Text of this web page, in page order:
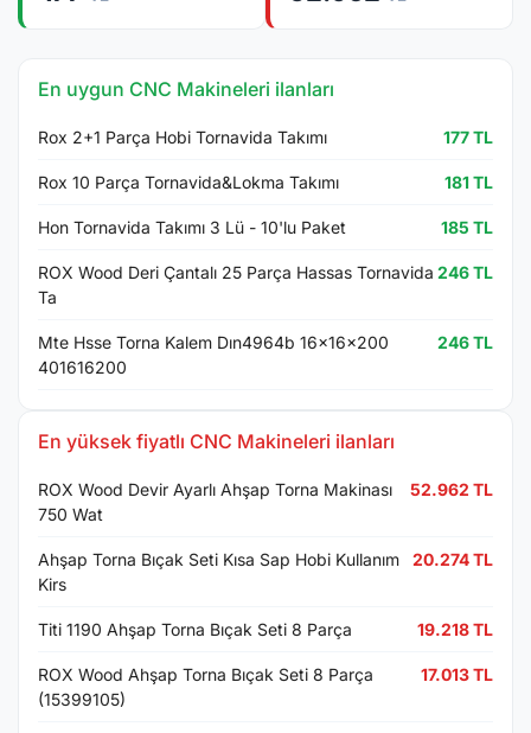
En uygun CNC Makineleri ilanları
Rox 2+1 Parça Hobi Tornavida Takımı 177 TL
Rox 10 Parça Tornavida&Lokma Takımı 181 TL
Hon Tornavida Takımı 3 Lü - 10'lu Paket 185 TL
ROX Wood Deri Çantalı 25 Parça Hassas Tornavida
Ta
246 TL
Mte Hsse Torna Kalem Dın4964b 16x16x200
401616200
246 TL
En yüksek fiyatlı CNC Makineleri ilanları
ROX Wood Devir Ayarlı Ahşap Torna Makinası
750 Wat
52.962 TL
Ahşap Torna Bıçak Seti Kısa Sap Hobi Kullanım
Kirs
20.274 TL
Titi 1190 Ahşap Torna Bıçak Seti 8 Parça 19.218 TL
ROX Wood Ahşap Torna Bıçak Seti 8 Parça
(15399105)
17.013 TL